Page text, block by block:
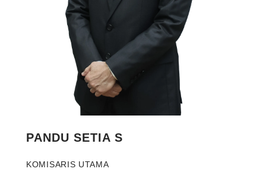
PANDU SETIA S
KOMISARIS UTAMA